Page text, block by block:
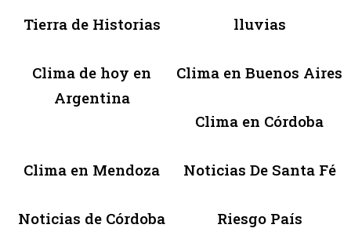
Tierra de Historias lluvias
Clima de hoy en
Argentina
Clima en Buenos Aires
Clima en Córdoba
Clima en Mendoza Noticias De Santa Fé
Noticias de Córdoba Riesgo País